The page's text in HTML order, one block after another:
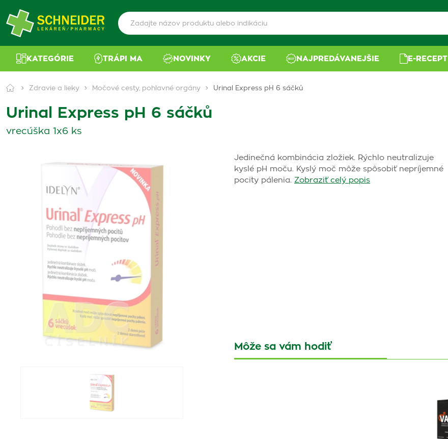
KATEGÓRIE TRÁPI MA NOVINKY AKCIE NAJPREDÁVANEJŠIE E-RECEPT
Zdravie a lieky Močové cesty, pohlavné orgány Urinal Express pH 6 sáčků
Urinal Express pH 6 sáčků
vrecúška 1x6 ks
Jedinečná kombinácia zložiek. Rýchlo neutralizuje
kyslé pH moču. Kyslý moč môže spôsobiť nepríjemné
pocity pálenia. Zobraziť celý popis
Môže sa vám hodiť